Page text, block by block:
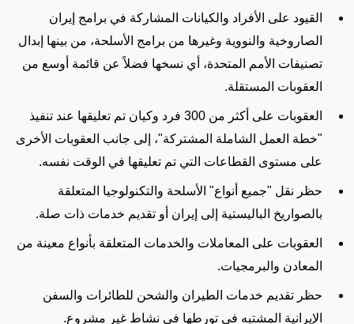
القيود على الأفراد والكيانات المشاركة في برامج إيران
الصاروخية والنووية وغيرها من برامج الأسلحة، من بينها إبدال
تصنيفات الأمم المتحدة، أي نسخها فضلاً عن قائمة أوسع من
العقوبات المستقلة.
العقوبات على أكثر من 300 فرد وكيان تم تعليقها عند تنفيذ
"خطة العمل الشاملة المشتركة"، إلى جانب العقوبات الأخرى
على مستوى القطاعات التي تم تعليقها في الوقت نفسه.
حظر نقل "جميع أنواع" الأسلحة والتكنولوجيا المتعلقة
بالصواريخ الباليستية إلى إيران أو تقديم خدمات ذات صلة.
العقوبات على المعاملات والخدمات المتعلقة بأنواع معينة من
المعادن والبرمجيات.
حظر تقديم خدمات الطيران والشحن للطائرات والسفن
الإيرانية المشتبه في تورطها في نشاط غير مشروع.